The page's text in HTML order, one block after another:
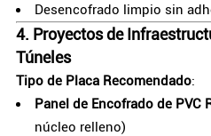
Desencofrado limpio sin
4. Proyectos de
Túneles
Tipo de Placa Recomendado:
Panel de Encofrado de PVC
núcleo relleno)